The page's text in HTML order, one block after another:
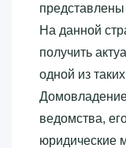
На данной
получить
одной из
ведомства,
юридические